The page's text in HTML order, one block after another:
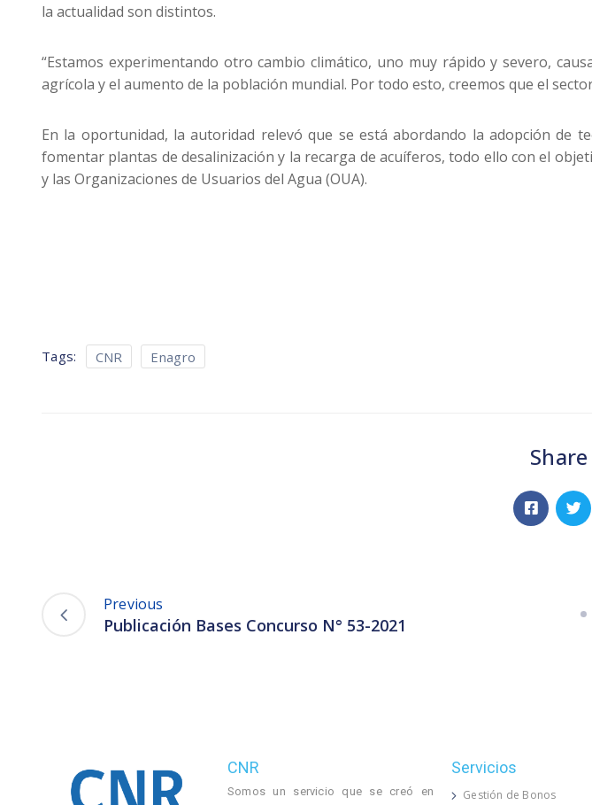
la actualidad son distintos.
“Estamos experimentando otro cambio climático, uno muy rápido y severo,
agrícola y el aumento de la población mundial. Por todo esto, creemos que el
En la oportunidad, la autoridad relevó que se está abordando la adopción de
fomentar plantas de desalinización y la recarga de acuíferos, todo ello con el
y las Organizaciones de Usuarios del Agua (OUA).
Tags: CNR Enagro
Previous
Publicación Bases Concurso N° 53-2021
CNR
Somos un servicio que se creó en
Servicios
Gestión de Bonos